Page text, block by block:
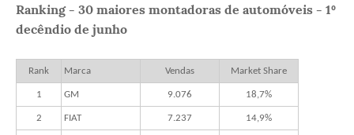
Ranking - 30 maiores montadoras de automóveis - 1º
decêndio de junho
Rank Marca Vendas Market Share
1 GM 9.076 18,7%
2 FIAT 7.237 14,9%